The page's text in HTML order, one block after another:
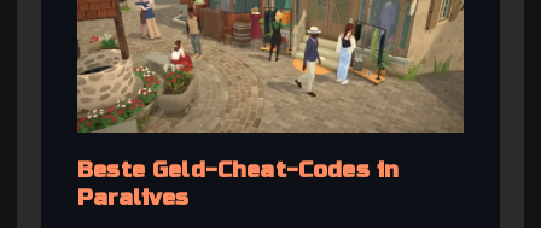
Beste Geld-Cheat-Codes in
Paralives